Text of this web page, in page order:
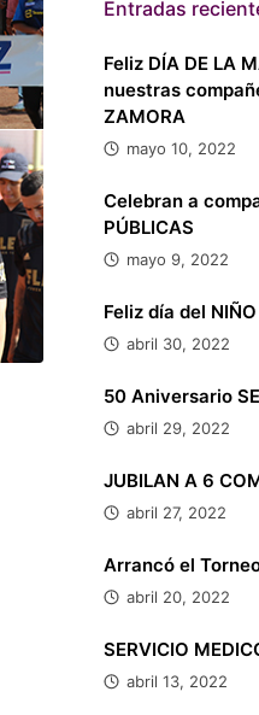
Entradas
Feliz DÍA DE LA
nuestras
ZAMORA
mayo 10, 2022
Celebran a
PÚBLICAS
mayo 9, 2022
Feliz día del NIÑO
abril 30, 2022
50 Aniversario
abril 29, 2022
JUBILAN A 6
abril 27, 2022
Arrancó el
abril 20, 2022
SERVICIO
abril 13, 2022